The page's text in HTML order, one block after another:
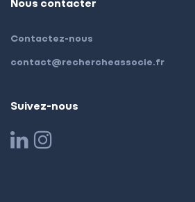
Contactez-nous
contact@rechercheassocie.fr
Suivez-nous